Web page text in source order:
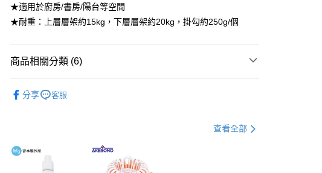
1.分期款項不併入電信帳單，「大哥付你分期」於每月結算日後寄送繳費提
醒簡訊。
2.透過簡訊連結打開帳單後，可選擇「超商條碼／台灣大直營門市／銀行轉
【注意事項】
款買賣價金債權讓與本公司後，依約使用本公司帳單繳交帳款。
2.基於同意付款使用「大哥付你分期」之契約關係目的，商店將以您的個人
用，由本公司與您本人進行分期帳單所需資料之確認、核對及更正。
https://oppay.tw/userRule
★適用於廚房/書房/陽台等空間
★耐重：上層層架約15kg，下層層架約20kg，掛勾約250g/個
商品相關分類 (6)
▶大人氣！父親節熱銷排行榜！
【本月主打】 ▶日本熱銷補貨到$299up
【🎉歡慶父親節 瘋殺5折up】
▶【限時加價購$159up】官網獨
分享 客服
查看全部